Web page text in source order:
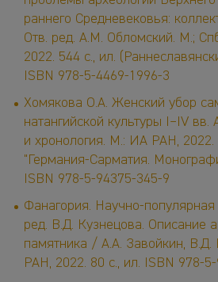
раннего Средневековья:
Отв. ред. А.М. Обломский. М.;
2022. 544 с., ил.
ISBN 978-5-4469-1996-3
Хомякова О.А. Женский убор
натангийской культуры I–IV вв.
и хронология. М.: ИА РАН, 2022.
"Германия-Сарматия.
ISBN 978-5-94375-345-9
Фанагория. Научно-
ред. В.Д. Кузнецова. Описание
памятника / А.А. Завойкин,
РАН, 2022. 80 с., ил. ISBN 978-